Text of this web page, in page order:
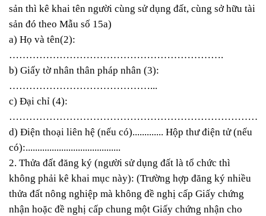
sản thì kê khai tên người cùng sử dụng đất, cùng sở hữu tài
sản đó theo Mẫu số 15a)
a) Họ và tên(2):
……………………………………………………….
b) Giấy tờ nhân thân pháp nhân (3):
……………………………………...
c) Đại chỉ (4):
d) Điện thoại liên hệ (nếu có)............. Hộp thư điện tử (nếu
có):........................................
2. Thửa đất đăng ký (người sử dụng đất là tổ chức thì
không phải kê khai mục này): (Trường hợp đăng ký nhiều
thửa đất nông nghiệp mà không đề nghị cấp Giấy chứng
nhận hoặc đề nghị cấp chung một Giấy chứng nhận cho